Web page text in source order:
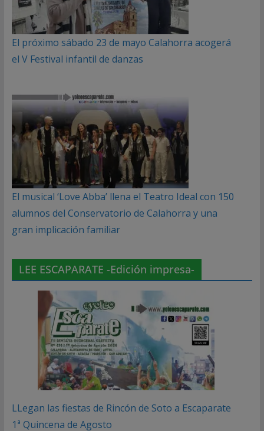
El próximo sábado 23 de mayo Calahorra acogerá
el V Festival infantil de danzas
El musical ‘Love Abba’ llena el Teatro Ideal con 150
alumnos del Conservatorio de Calahorra y una
gran implicación familiar
LEE ESCAPARATE -Edición impresa-
LLegan las fiestas de Rincón de Soto a Escaparate
1ª Quincena de Agosto